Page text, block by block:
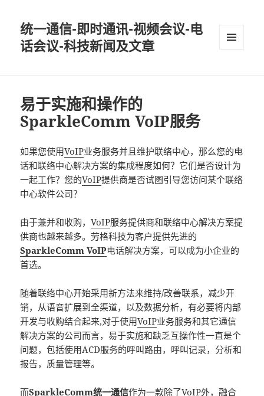
统一通信-即时通讯-视频会议-电
话会议-科技新闻及文章
易于实施和操作的
SparkleComm VoIP服务
如果您使用VoIP业务服务并且维护联络中心，那么您的电
话和联络中心解决方案的集成程度如何？它们是否设计为
一起工作？您的VoIP提供商是否试图引导您访问某个联络
中心软件公司？
由于兼并和收购，VoIP服务提供商和联络中心解决方案提
供商也越来越多。劳格科技为客户提供先进的
SparkleComm VoIP电话解决方案，可以成为小企业的
首选。
随着联络中心开始采用新方法来维持/改善联系，减少开
销，从语音扩展到全渠道，以及数据分析，有必要将内部
开发与收购结合起来,对于使用VoIP业务服务和其它通信
解决方案的公司而言，易于实施和缺乏互操作性一直是个
问题，包括使用ACD服务的呼叫路由，呼叫记录，分析和
报告，质量管理等。
而SparkleComm统一通信作为一款除了VoIP外，融合